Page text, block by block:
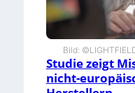
d
i
m
t
k
Bild:
Studie zeigt
nicht-